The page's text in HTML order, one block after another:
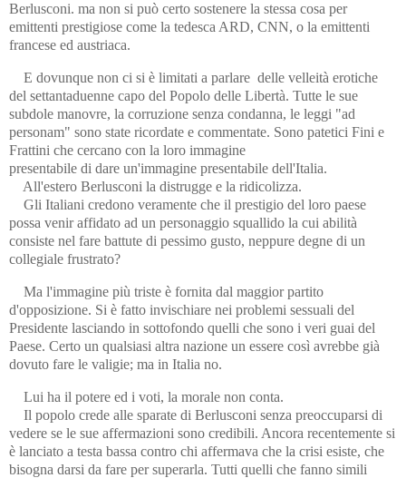
Berlusconi. ma non si può certo sostenere la stessa cosa per
emittenti prestigiose come la tedesca ARD, CNN, o la emittenti
francese ed austriaca.
E dovunque non ci si è limitati a parlare delle velleità erotiche
del settantaduenne capo del Popolo delle Libertà. Tutte le sue
subdole manovre, la corruzione senza condanna, le leggi "ad
personam" sono state ricordate e commentate. Sono patetici Fini e
Frattini che cercano con la loro immagine
presentabile di dare un'immagine presentabile dell'Italia.
All'estero Berlusconi la distrugge e la ridicolizza.
Gli Italiani credono veramente che il prestigio del loro paese
possa venir affidato ad un personaggio squallido la cui abilità
consiste nel fare battute di pessimo gusto, neppure degne di un
collegiale frustrato?
Ma l'immagine più triste è fornita dal maggior partito
d'opposizione. Si è fatto invischiare nei problemi sessuali del
Presidente lasciando in sottofondo quelli che sono i veri guai del
Paese. Certo un qualsiasi altra nazione un essere così avrebbe già
dovuto fare le valigie; ma in Italia no.
Lui ha il potere ed i voti, la morale non conta.
Il popolo crede alle sparate di Berlusconi senza preoccuparsi di
vedere se le sue affermazioni sono credibili. Ancora recentemente si
è lanciato a testa bassa contro chi affermava che la crisi esiste, che
bisogna darsi da fare per superarla. Tutti quelli che fanno simili